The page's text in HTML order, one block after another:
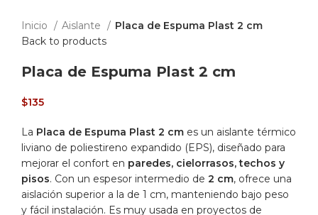
Inicio Aislante
Placa de Espuma Plast 2 cm
Back to products
Placa de Espuma Plast 2 cm
$135
La Placa de Espuma Plast 2 cm es un aislante térmico
liviano de poliestireno expandido (EPS), diseñado para
mejorar el confort en paredes, cielorrasos, techos y
pisos. Con un espesor intermedio de 2 cm, ofrece una
aislación superior a la de 1 cm, manteniendo bajo peso
y fácil instalación. Es muy usada en proyectos de